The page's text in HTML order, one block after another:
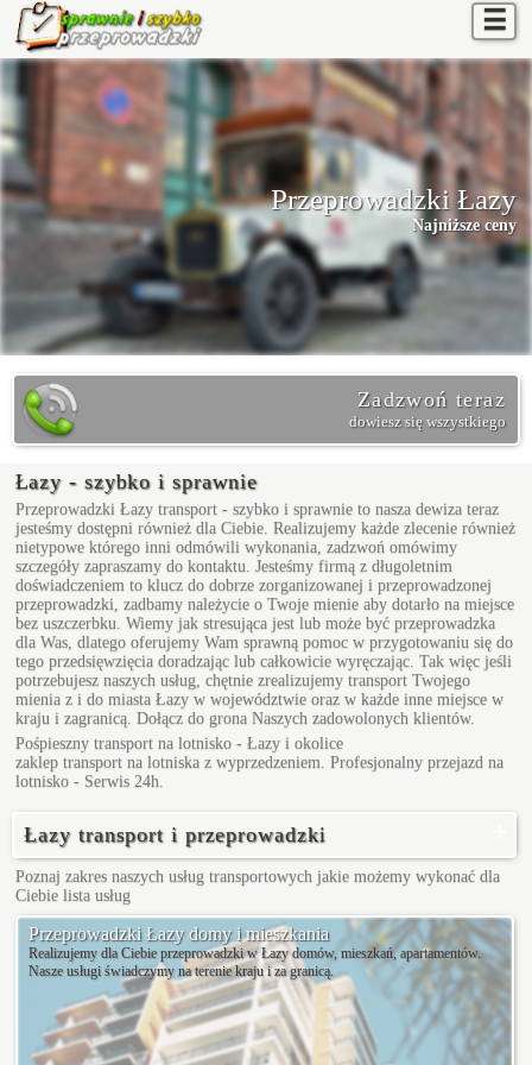
☰
Przeprowadzki Łazy
Najniższe ceny
Zadzwoń teraz
dowiesz się wszystkiego
Łazy - szybko i sprawnie
Przeprowadzki Łazytransport - szybko i sprawnie to nasza dewiza teraz
jesteśmy dostępni również dla Ciebie. Realizujemy każde zlecenie również
nietypowe którego inni odmówili wykonania, zadzwoń omówimy
szczegóły zapraszamy do kontaktu. Jesteśmy firmą z długoletnim
doświadczeniem to klucz do dobrze zorganizowanej i przeprowadzonej
przeprowadzki, zadbamy należycie o Twoje mienie aby dotarło na miejsce
bez uszczerbku. Wiemy jak stresująca jest lub może być przeprowadzka
dla Was, dlatego oferujemy Wam sprawną pomoc w przygotowaniu się do
tego przedsięwzięcia doradzając lub całkowicie wyręczając. Tak więc jeśli
potrzebujesz naszych usług, chętnie zrealizujemy transport Twojego
mienia z i do miasta Łazy w województwie oraz w każde inne miejsce w
kraju i zagranicą. Dołącz do grona Naszych zadowolonych klientów.
Pośpieszny transport na lotnisko - Łazyi okolice
zaklep transport na lotniska z wyprzedzeniem. Profesjonalny przejazd na
lotnisko - Serwis 24h.
Łazy transport i przeprowadzki
Projektowana
Poznaj zakres naszych usług transportowych jakie możemy wykonać dla
Ciebie lista usług
Przeprowadzki Łazy domy i mieszkania
Realizujemy dla Ciebie przeprowadzki w Łazy domów, mieszkań, apartamentów.
Nasze usługi świadczymy na terenie kraju i za granicą.